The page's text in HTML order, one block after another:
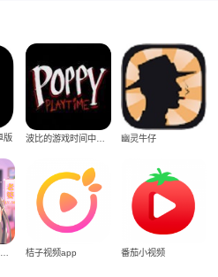
版 波比的游戏时间中文版 幽灵牛仔
桔子视频app 番茄小视频